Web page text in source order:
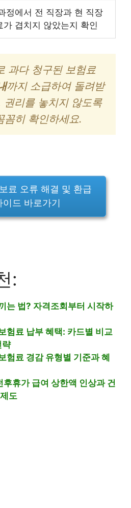
정에서 전 직장과 현 직장
가 겹치지 않았는지 확인
과다 청구된 보험료
까지 소급하여 돌려받
권리를 놓치지 않도록
히 확인하세요.
료 오류 해결 및 환급
드 바로가기
:
는 법? 자격조회부터 시작하
험료 납부 혜택: 카드별 비교
략
험료 경감 유형별 기준과 혜
휴가 급여 상한액 인상과 건
도